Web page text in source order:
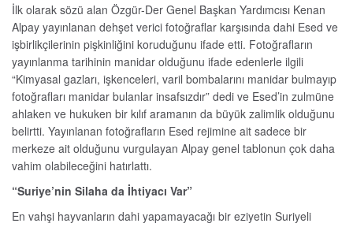
İlk olarak sözü alan Özgür-Der Genel Başkan Yardımcısı Kenan
Alpay yayınlanan dehşet verici fotoğraflar karşısında dahi Esed ve
işbirlikçilerinin pişkinliğini koruduğunu ifade etti. Fotoğrafların
yayınlanma tarihinin manidar olduğunu ifade edenlerle ilgili
“Kimyasal gazları, işkenceleri, varil bombalarını manidar bulmayıp
fotoğrafları manidar bulanlar insafsızdır” dedi ve Esed’in zulmüne
ahlaken ve hukuken bir kılıf aramanın da büyük zalimlik olduğunu
belirtti. Yayınlanan fotoğrafların Esed rejimine ait sadece bir
merkeze ait olduğunu vurgulayan Alpay genel tablonun çok daha
vahim olabileceğini hatırlattı.
“Suriye’nin Silaha da İhtiyacı Var”
En vahşi hayvanların dahi yapamayacağı bir eziyetin Suriyeli